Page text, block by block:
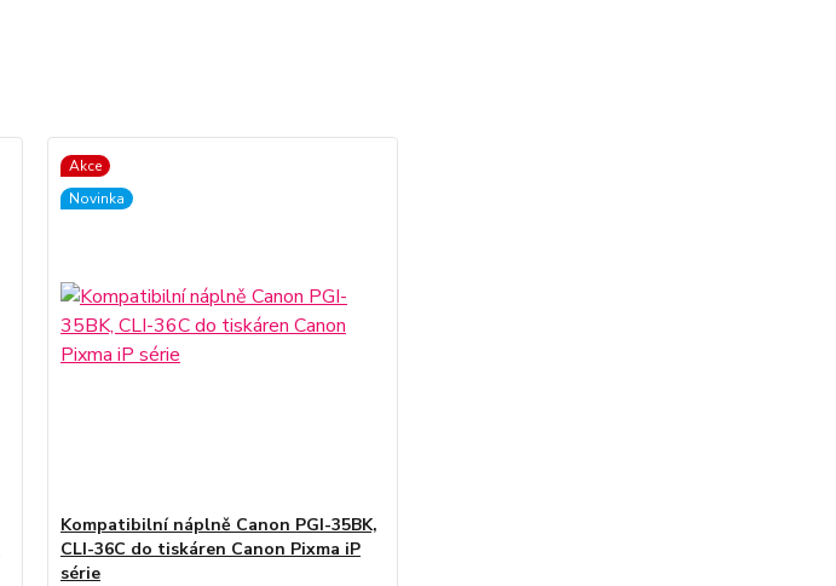
Akce
Novinka
Kompatibilní náplně Canon PGI-35BK,
CLI-36C do tiskáren Canon Pixma iP
série